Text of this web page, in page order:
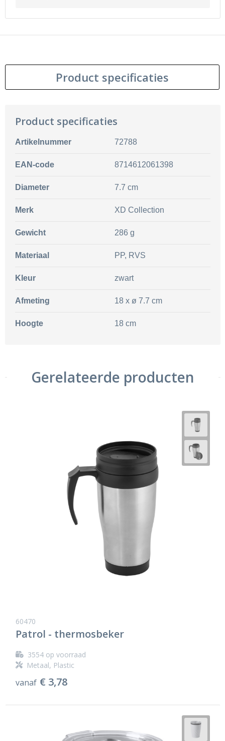
Product specificaties
Product specificaties
Artikelnummer 72788
EAN-code 8714612061398
Diameter 7.7 cm
Merk XD Collection
Gewicht 286 g
Materiaal PP, RVS
Kleur zwart
Afmeting 18 x ø 7.7 cm
Hoogte 18 cm
Gerelateerde producten
60470
Patrol - thermosbeker
3554op voorraad
Metaal, Plastic
vanaf € 3,78